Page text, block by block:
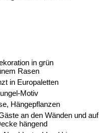
in grün
Rasen
in Europaletten
Motiv
Hängepflanzen
an den Wänden und auf
hängend